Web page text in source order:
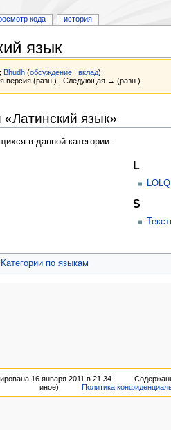
язык
Bhudh (обсуждение |вклад)
версия (разн.) | Следующая → (разн.)
язык»
в данной категории.
L
S
Категории по языкам
кода история
16 января 2011 в 21:34.
иное).
Политика